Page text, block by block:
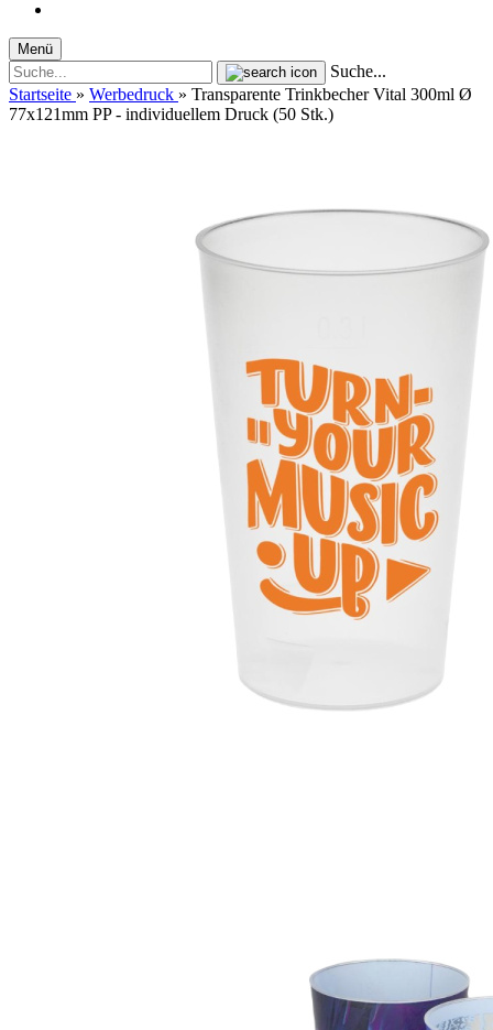
Menü
Suche...
Startseite » Werbedruck » Transparente Trinkbecher Vital 300ml Ø
77x121mm PP - individuellem Druck (50 Stk.)